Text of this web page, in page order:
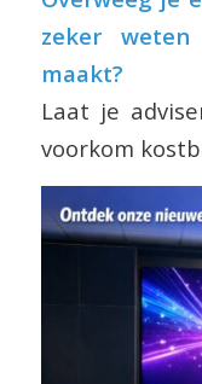
zeker
maakt?
Laat je
voorkom